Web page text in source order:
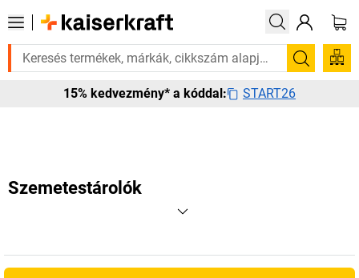
van rá? Válogatott bestseller termékeinket 3–4 munkanapon
Keresés
15% kedvezmény* a kóddal: START26
Szemetestárolók